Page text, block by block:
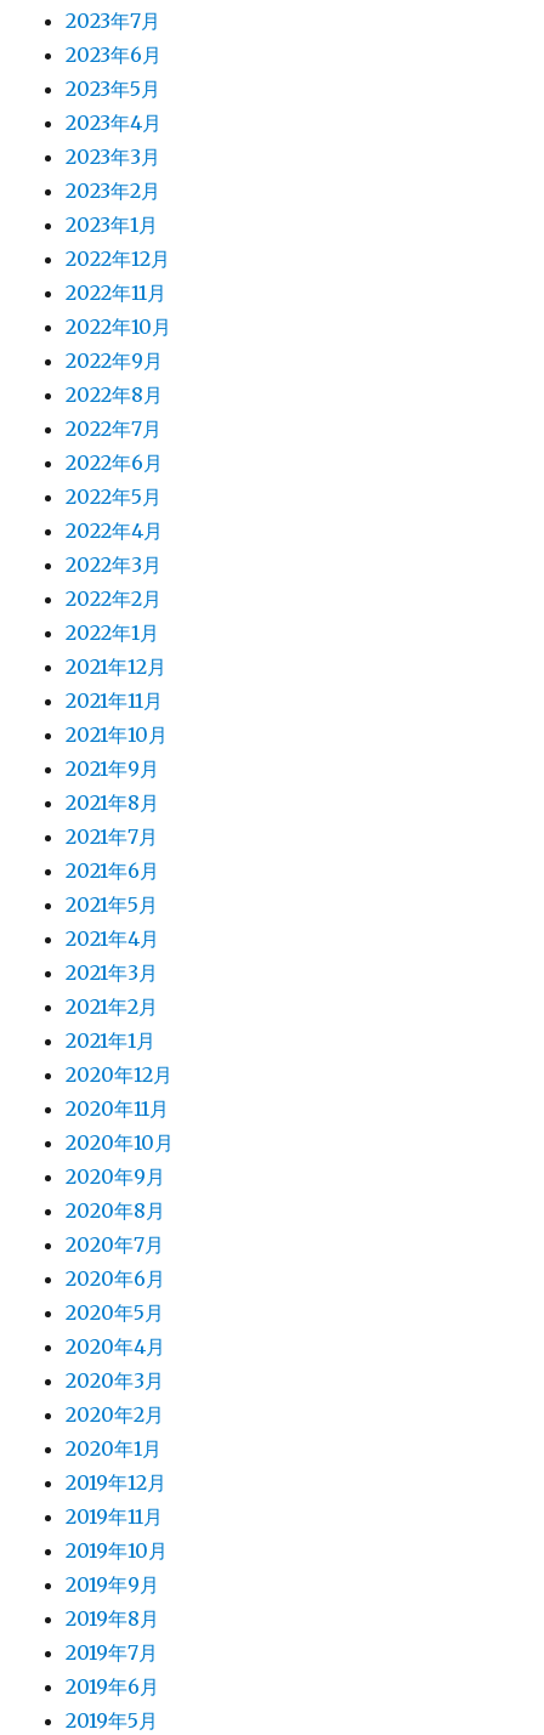
2023年7月
2023年6月
2023年5月
2023年4月
2023年3月
2023年2月
2023年1月
2022年12月
2022年11月
2022年10月
2022年9月
2022年8月
2022年7月
2022年6月
2022年5月
2022年4月
2022年3月
2022年2月
2022年1月
2021年12月
2021年11月
2021年10月
2021年9月
2021年8月
2021年7月
2021年6月
2021年5月
2021年4月
2021年3月
2021年2月
2021年1月
2020年12月
2020年11月
2020年10月
2020年9月
2020年8月
2020年7月
2020年6月
2020年5月
2020年4月
2020年3月
2020年2月
2020年1月
2019年12月
2019年11月
2019年10月
2019年9月
2019年8月
2019年7月
2019年6月
2019年5月